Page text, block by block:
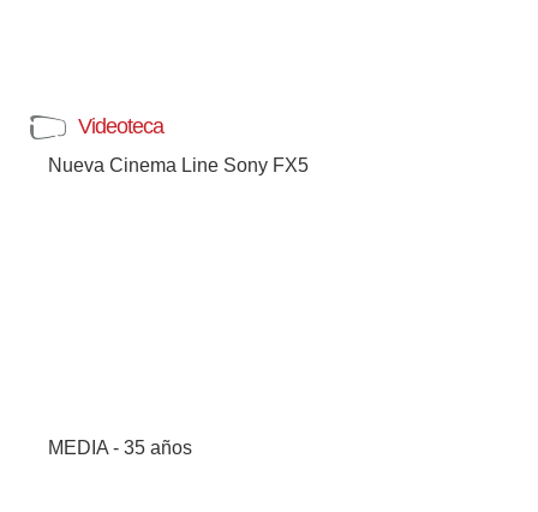
Videoteca
Nueva Cinema Line Sony FX5
MEDIA - 35 años